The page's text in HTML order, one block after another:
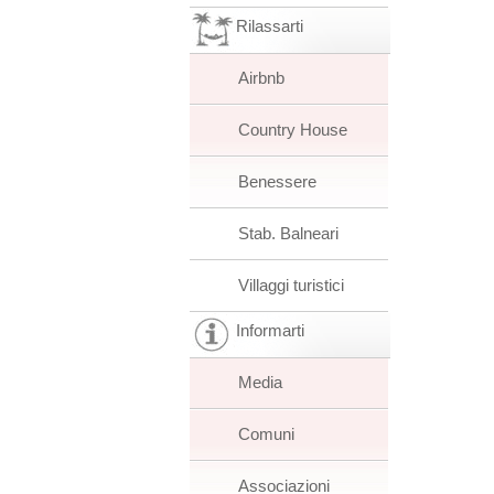
Rilassarti
Airbnb
Country House
Benessere
Stab. Balneari
Villaggi turistici
Informarti
Media
Comuni
Associazioni